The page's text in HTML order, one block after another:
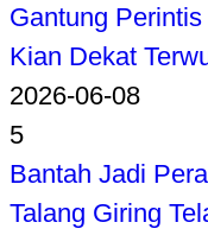
Gantung
Kian Dekat
2026-06-08
5
Bantah Jadi
Talang Giring